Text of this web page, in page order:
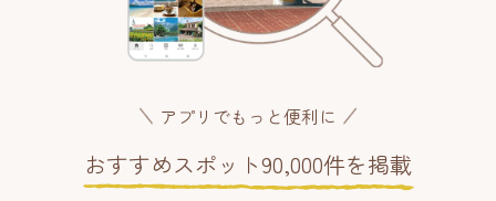
アプリでもっと便利に
おすすめスポット90,000件を掲載